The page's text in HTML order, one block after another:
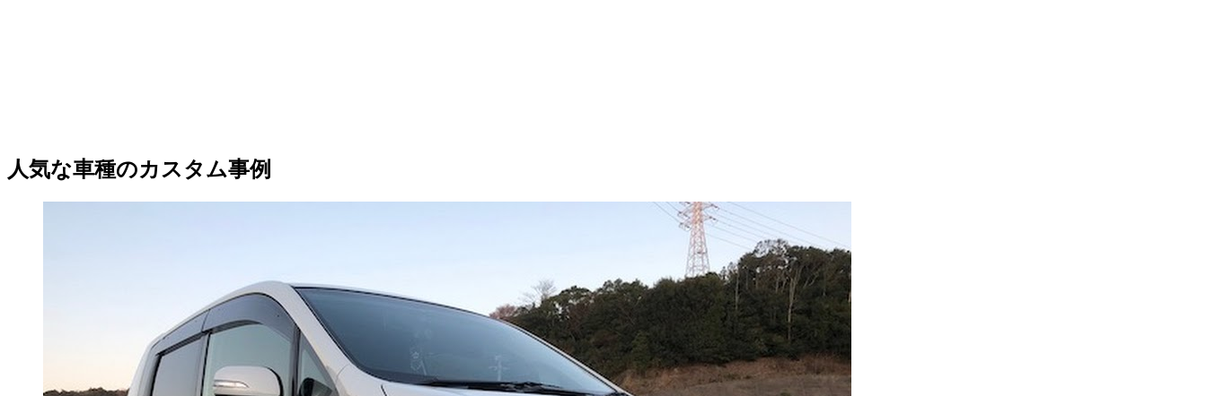
人気な車種のカスタム事例